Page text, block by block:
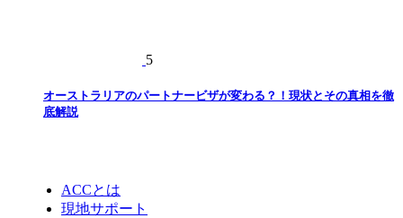
5
オーストラリアのパートナービザが変わる？！現状とその真相を徹
底解説
ACCとは
現地サポート